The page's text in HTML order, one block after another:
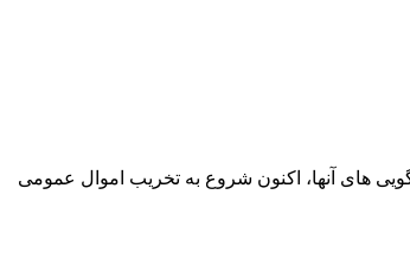
های آنها، اکنون شروع به تخریب اموال عمومی